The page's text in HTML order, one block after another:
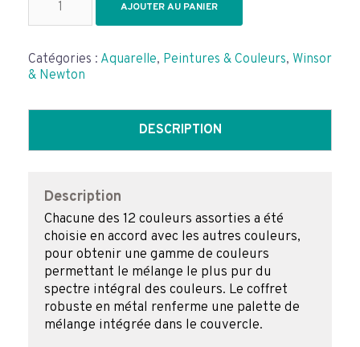
BOÎTE
DE
VOYAGE
&
VIDES
AJOUTER AU PANIER
Catégories : Aquarelle, Peintures & Couleurs, Winsor
& Newton
DESCRIPTION
Description
Chacune des 12 couleurs assorties a été
choisie en accord avec les autres couleurs,
pour obtenir une gamme de couleurs
permettant le mélange le plus pur du
spectre intégral des couleurs. Le coffret
robuste en métal renferme une palette de
mélange intégrée dans le couvercle.